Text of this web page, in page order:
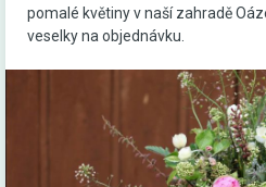
pomalé květiny v naší zahradě
veselky na objednávku.